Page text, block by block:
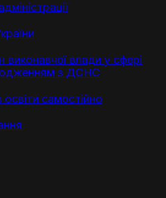
виконавчої влади у сфері
з ДСНС
освіти самостійно